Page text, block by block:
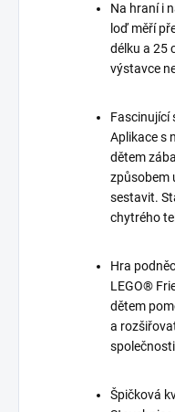
Na hraní i
loď měří
délku a 25
výstavce
Fascinující
Aplikace s
dětem
způsobem
sestavit.
chytrého
Hra
LEGO®
dětem
a
Špičková